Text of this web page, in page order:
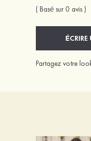
( Basé sur 0 avis )
Partagez votre